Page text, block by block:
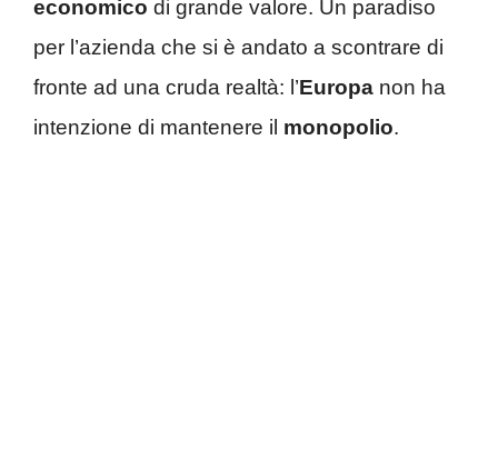
economico di grande valore. Un paradiso
per l’azienda che si è andato a scontrare di
fronte ad una cruda realtà: l’Europa non ha
intenzione di mantenere il monopolio.